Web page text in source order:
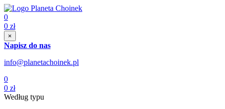
0
0 zł
×
Napisz do nas
info@planetachoinek.pl
0
0 zł
Według typu